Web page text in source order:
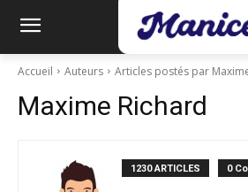
Accueil Auteurs Articles postés par
Maxime Richard
1230 ARTICLES 0